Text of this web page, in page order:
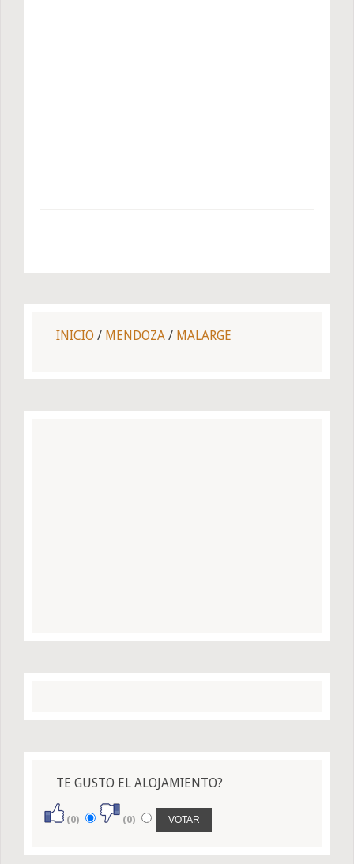
INICIO / MENDOZA / MALARGE
TE GUSTO EL ALOJAMIENTO?
(0) (0)